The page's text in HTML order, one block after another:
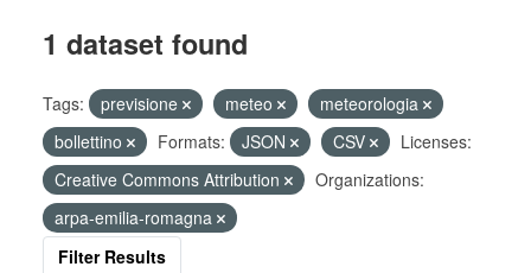
1 dataset found
Tags: previsione meteo
meteorologia
bollettino
Formats: JSON CSV
Licenses:
Creative Commons Attribution
Organizations:
arpa-emilia-romagna
Filter Results